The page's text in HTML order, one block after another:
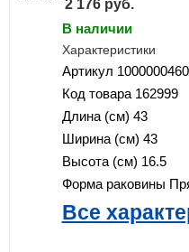
2 176руб.
В наличии
Характеристики
Артикул
Код товара 162999
Длина (см) 43
Ширина (см) 43
Высота (см) 16.5
Форма раковины
Все